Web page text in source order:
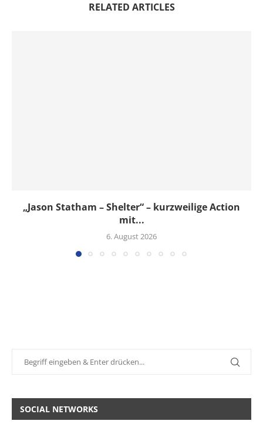
RELATED ARTICLES
„Jason Statham – Shelter“ – kurzweilige Action
mit...
6. August 2026
SOCIAL NETWORKS